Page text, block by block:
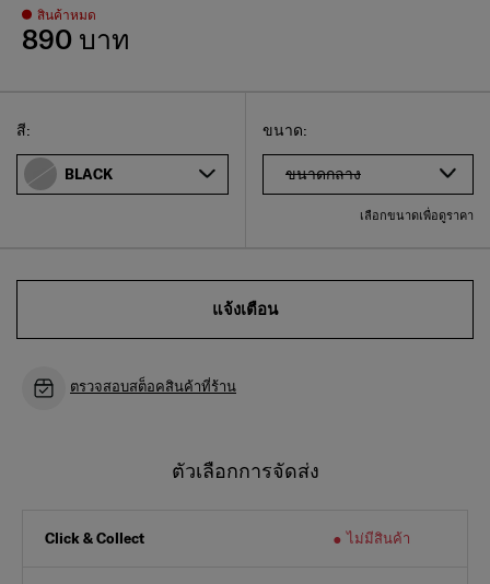
สินค้าหมด
890 บาท
เลือกขนาดของคุณ
Select
ขนาด:
ขนาดกลาง
เลือกขนาดเพื่อดูราคา
Select
สี:
BLACK
แจ้งเตือน
ตรวจสอบสต็อคสินค้าที่ร้าน
ตัวเลือกการจัดส่ง
Click & Collect ไม่มีสินค้า